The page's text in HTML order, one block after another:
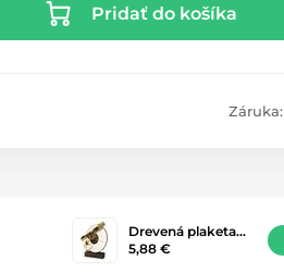
Pridať do košíka
Záruka:
Drevená plaketa…
5,88 €